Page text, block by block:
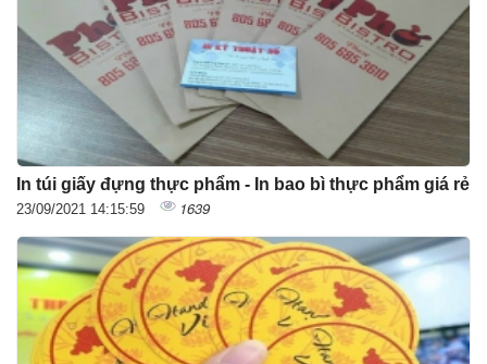
In túi giấy đựng thực phẩm - In bao bì thực phẩm giá rẻ
23/09/2021 14:15:59 1639